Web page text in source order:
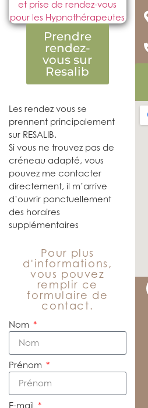
Prendre
rendez-
vous sur
Resalib
Les rendez vous se
prennent principalement
sur RESALIB.
Si vous ne trouvez pas de
créneau adapté, vous
pouvez me contacter
directement, il m’arrive
d’ouvrir ponctuellement
des horaires
supplémentaires
Pour plus
d'informations,
vous pouvez
remplir ce
formulaire de
contact.
Nom
Prénom
E-mail